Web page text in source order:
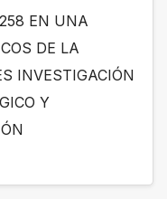
EN UNA
DE LA
INVESTIGACIÓN
Y